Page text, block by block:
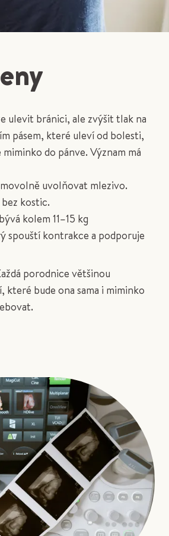
ulevit bránici, ale zvýšit tlak na
pásem, které uleví od bolesti,
do pánve. Význam má
uvolňovat mlezivo.
kostic.
kolem 11–15 kg
spouští kontrakce a podporuje
porodnice většinou
které bude ona sama i miminko